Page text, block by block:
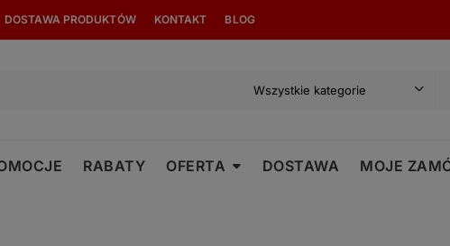
DOSTAWA PRODUKTÓW KONTAKT BLOG
RABATY OFERTA DOSTAWA MOJE